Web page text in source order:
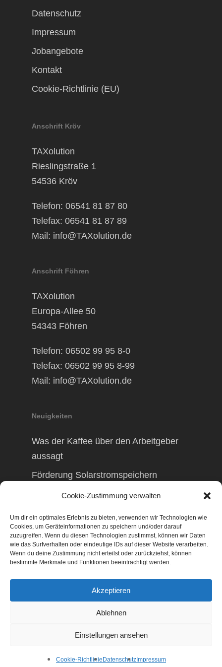
Cookie-Zustimmung verwalten
Um dir ein optimales Erlebnis zu bieten, verwenden wir Technologien wie
Cookies, um Geräteinformationen zu speichern und/oder darauf
zuzugreifen. Wenn du diesen Technologien zustimmst, können wir Daten
wie das Surfverhalten oder eindeutige IDs auf dieser Website verarbeiten.
Wenn du deine Zustimmung nicht erteilst oder zurückziehst, können
bestimmte Merkmale und Funktionen beeinträchtigt werden.
Akzeptieren
Ablehnen
Einstellungen ansehen
Cookie-Richtlinie Datenschutz Impressum
Datenschutz
Impressum
Jobangebote
Kontakt
Cookie-Richtlinie (EU)
Anschrift Kröv
TAXolution
Rieslingstraße 1
54536 Kröv
Telefon: 06541 81 87 80
Telefax: 06541 81 87 89
Mail: info@TAXolution.de
Anschrift Föhren
TAXolution
Europa-Allee 50
54343 Föhren
Telefon: 06502 99 95 8-0
Telefax: 06502 99 95 8-99
Mail: info@TAXolution.de
Neuigkeiten
Was der Kaffee über den Arbeitgeber
aussagt
Förderung Solarstromspeichern
Förderung Balkonkraftwerk
© 2026 TAXolution – Beratung,
Lohnabrechnungen, Erfassung lfd.
Lohnabrechnung, Betriebswirtschaftliche
Beratung, Finanzierungsberatung,
Gestaltungsberatung,
Existenzgründungsberatung, Marketing,
facebook